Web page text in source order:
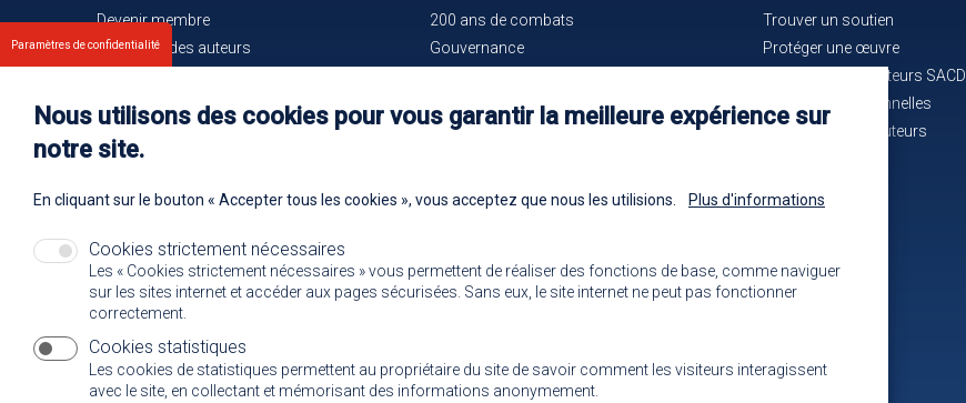
Devenir membre
Les droits des auteurs
Nos membres
200 ans de combats
Gouvernance
Communiqués de presse
Oeuvres en cours d'identification
Trouver un soutien
Protéger une œuvre
La maison des auteurs SACD
Alertes professionnelles
La mutuelle des auteurs
Paramètres de confidentialité
Nous utilisons des cookies pour vous garantir la meilleure expérience sur
notre site.
En cliquant sur le bouton « Accepter tous les cookies », vous acceptez que nous les utilisions. Plus d'informations
Cookies strictement nécessaires
Les « Cookies strictement nécessaires » vous permettent de réaliser des fonctions de base, comme naviguer
sur les sites internet et accéder aux pages sécurisées. Sans eux, le site internet ne peut pas fonctionner
correctement.
Cookies statistiques
Les cookies de statistiques permettent au propriétaire du site de savoir comment les visiteurs interagissent
avec le site, en collectant et mémorisant des informations anonymement.